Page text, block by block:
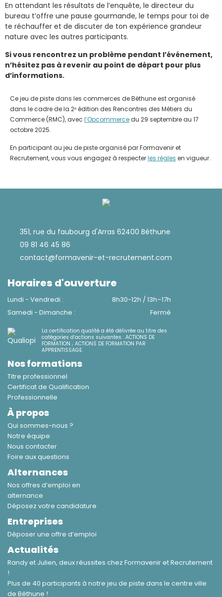
En attendant les résultats de l’enquête, le directeur du
bureau t’offre une pause gourmande, le temps pour toi de
te réchauffer et de discuter de ton expérience grandeur
nature avec les autres participants.
Si vous rencontrez un problème pendant l’événement,
n’hésitez pas à revenir au point de départ pour plus
d’informations.
Ce jeu de piste dans les commerces de Béthune est organisé
dans le cadre de la 2ᵉ édition des Rencontres des Métiers du
Commerce (RMC), avec l’Opcommercedu 29 septembre au 17
octobre 2025.
En participant au jeu de piste organisé par Formavenir et
Recrutement, vous vous engagez à respecterles règles en vigueur.
351, rue du faubourg d'Arras 62400 Béthune
09 81 46 45 86
contact@formavenir-et-recrutement.com
Horaires d'ouverture
Lundi - Vendredi :
8h30-12h / 13h–17h
Samedi - Dimanche :
Fermé
La certification qualité a été délivrée au titre des
catégories d’actions suivantes : ACTIONS DE
FORMATION ; ACTIONS DE FORMATION PAR
APPRENTISSAGE.
Nos formations
Titre professionnel
Certificat de Qualification
Professionnelle
À propos
Qui sommes-nous ?
Notre équipe
Nous contacter
Foire aux questions​
Alternances
Nos offres d’emploi en
alternance
Déposez votre candidature
Entreprises
Déposer une offre d’emploi
Actualités
Randy et Julien, deux réussites chez Formavenir et Recrutement
!
Plus de 40 participants à notre jeu de piste dans le centre ville
de Béthune !